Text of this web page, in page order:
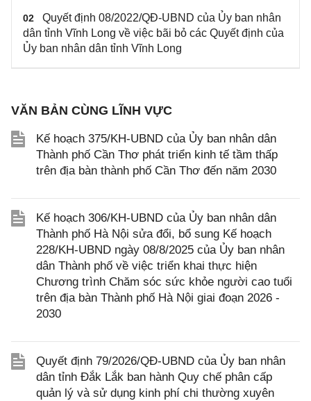
02
Quyết định 08/2022/QĐ-UBND của Ủy ban nhân
dân tỉnh Vĩnh Long về việc bãi bỏ các Quyết định của
Ủy ban nhân dân tỉnh Vĩnh Long
VĂN BẢN CÙNG LĨNH VỰC
Kế hoạch 375/KH-UBND của Ủy ban nhân dân
Thành phố Cần Thơ phát triển kinh tế tầm thấp
trên địa bàn thành phố Cần Thơ đến năm 2030
Kế hoạch 306/KH-UBND của Ủy ban nhân dân
Thành phố Hà Nội sửa đổi, bổ sung Kế hoạch
228/KH-UBND ngày 08/8/2025 của Ủy ban nhân
dân Thành phố về việc triển khai thực hiện
Chương trình Chăm sóc sức khỏe người cao tuổi
trên địa bàn Thành phố Hà Nội giai đoạn 2026 -
2030
Quyết định 79/2026/QĐ-UBND của Ủy ban nhân
dân tỉnh Đắk Lắk ban hành Quy chế phân cấp
quản lý và sử dụng kinh phí chi thường xuyên